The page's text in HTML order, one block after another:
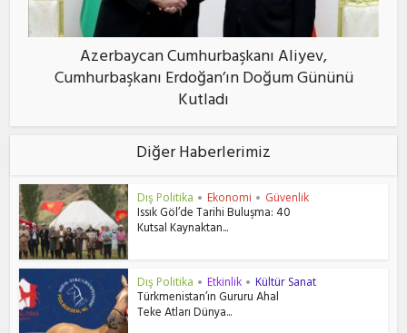
Azerbaycan Cumhurbaşkanı Aliyev,
Cumhurbaşkanı Erdoğan’ın Doğum Gününü
Kutladı
Diğer Haberlerimiz
Dış Politika • Ekonomi • Güvenlik
Issık Göl’de Tarihi Buluşma: 40
Kutsal Kaynaktan...
Dış Politika • Etkinlik • Kültür Sanat
Türkmenistan’ın Gururu Ahal
Teke Atları Dünya...